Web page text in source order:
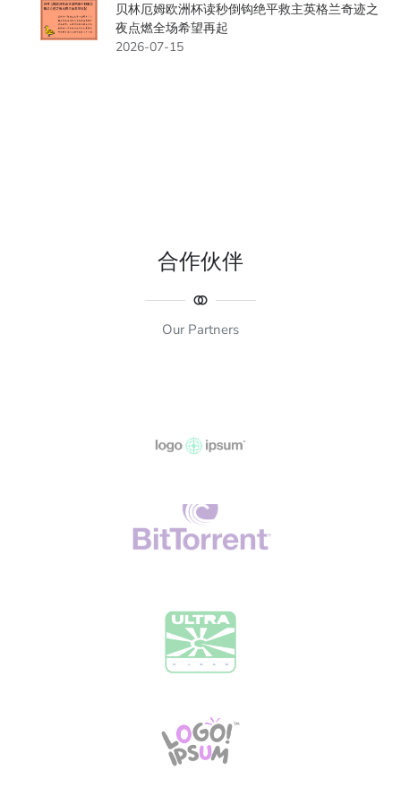
贝林厄姆欧洲杯读秒倒钩绝平救主英格兰奇迹之
夜点燃全场希望再起
2026-07-15
合作伙伴
Our Partners